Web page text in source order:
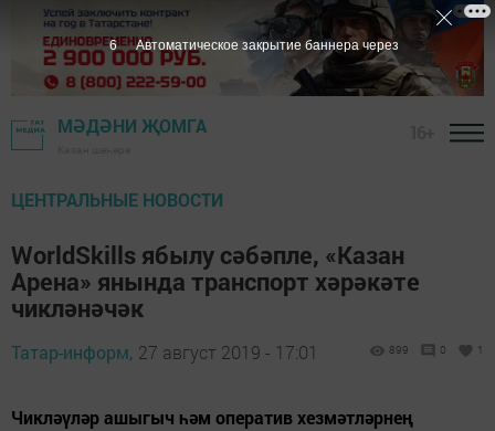
МӘДӘНИ ҖОМГА
ЦЕНТРАЛЬНЫЕ НОВОСТИ
WorldSkills ябылу сәбәпле, «Казан
Арена» янында транспорт хәрәкәте
чикләнәчәк
Татар-информ, 27 август 2019 - 17:01 899 0 1
Чикләүләр ашыгыч һәм оператив хезмәтләрнең
5 Автоматическое закрытие баннера через